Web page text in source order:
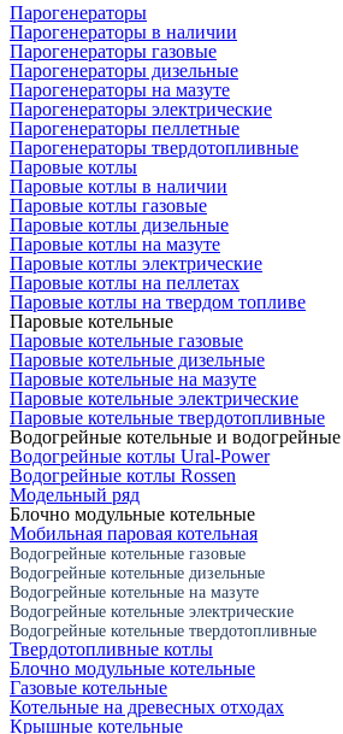
Парогенераторы
Парогенераторы в наличии
Парогенераторы газовые
Парогенераторы дизельные
Парогенераторы на мазуте
Парогенераторы электрические
Парогенераторы пеллетные
Парогенераторы твердотопливные
Паровые котлы
Паровые котлы в наличии
Паровые котлы газовые
Паровые котлы дизельные
Паровые котлы на мазуте
Паровые котлы электрические
Паровые котлы на пеллетах
Паровые котлы на твердом топливе
Паровые котельные
Паровые котельные газовые
Паровые котельные дизельные
Паровые котельные на мазуте
Паровые котельные электрические
Паровые котельные твердотопливные
Водогрейные котельные и
Водогрейные котлы Ural-Power
Водогрейные котлы Rossen
Модельный ряд
Блочно модульные котельные
Мобильная паровая котельная
Водогрейные котельные газовые
Водогрейные котельные дизельные
Водогрейные котельные на мазуте
Водогрейные котельные электрические
Водогрейные котельные твердотопливные
Твердотопливные котлы
Блочно модульные котельные
Газовые котельные
Котельные на древесных отходах
Крышные котельные